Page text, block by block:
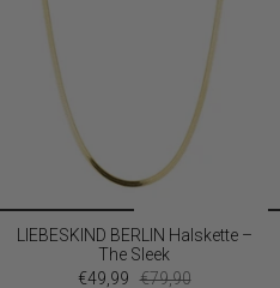
LIEBESKIND BERLIN Halskette –
The Sleek
€49,99 €79,90